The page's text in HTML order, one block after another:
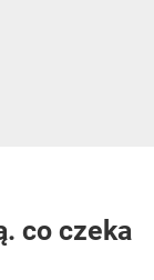
co czeka